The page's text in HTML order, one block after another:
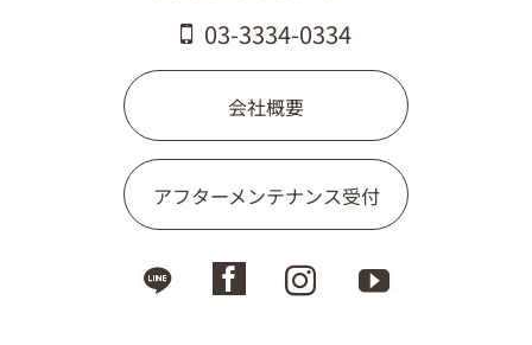
03-3334-0334
会社概要
アフターメンテナンス受付